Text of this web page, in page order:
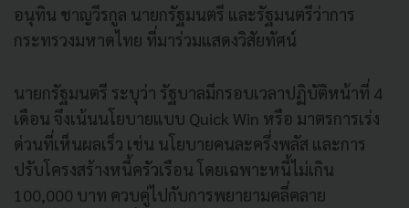
อนุทิน ชาญวีรกูล นายกรัฐมนตรี และรัฐมนตรีว่าการ
กระทรวงมหาดไทย ที่มาร่วมแสดงวิสัยทัศน์
นายกรัฐมนตรี ระบุว่า รัฐบาลมีกรอบเวลาปฏิบัติหน้าที่ 4
เดือน จึงเน้นนโยบายแบบ Quick Win หรือ มาตรการเร่ง
ด่วนที่เห็นผลเร็ว เช่น นโยบายคนละครึ่งพลัส และการ
ปรับโครงสร้างหนี้ครัวเรือน โดยเฉพาะหนี้ไม่เกิน
100,000 บาท ควบคู่ไปกับการพยายามคลี่คลาย